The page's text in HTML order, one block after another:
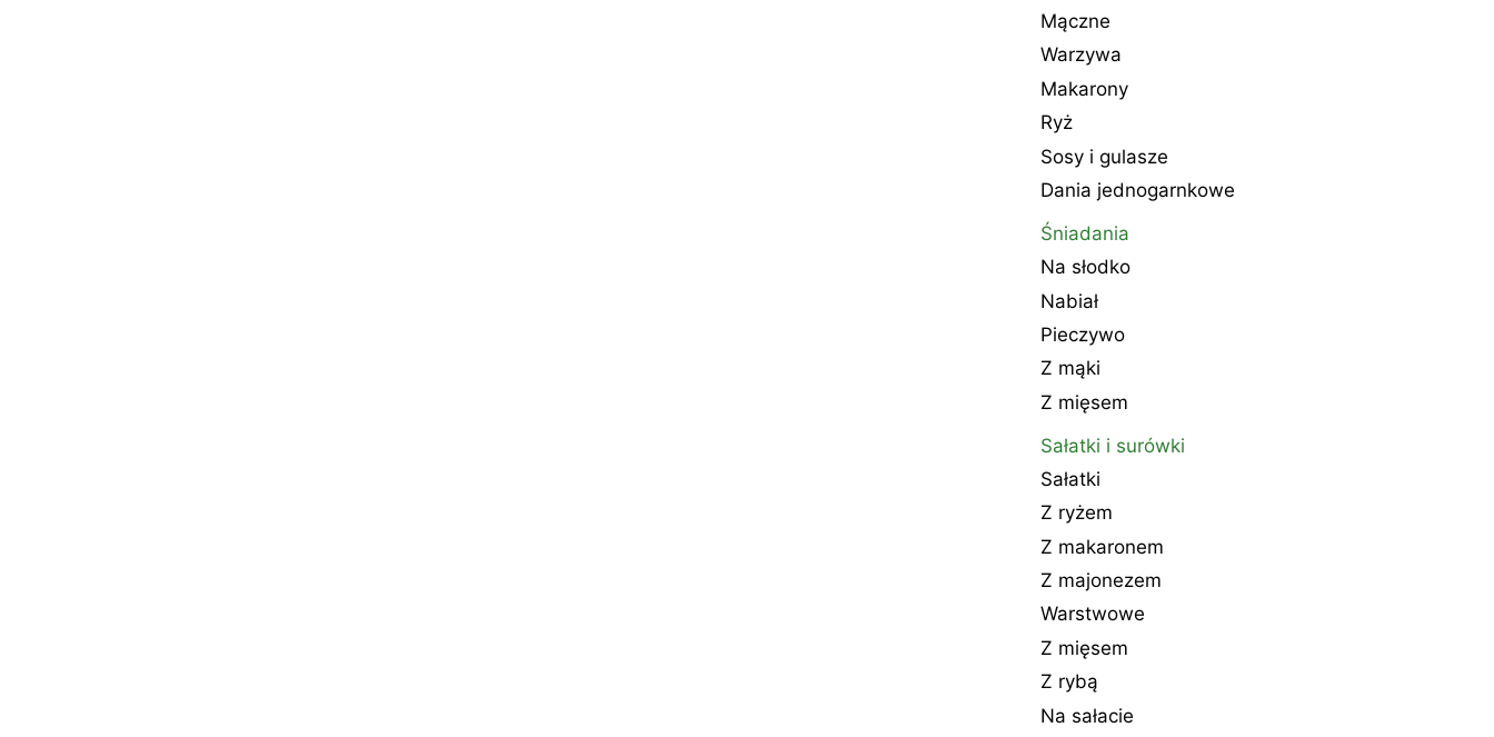
Mączne
Warzywa
Makarony
Ryż
Sosy i gulasze
Dania jednogarnkowe
Śniadania
Na słodko
Nabiał
Pieczywo
Z mąki
Z mięsem
Sałatki i surówki
Sałatki
Z ryżem
Z makaronem
Z majonezem
Warstwowe
Z mięsem
Z rybą
Na sałacie